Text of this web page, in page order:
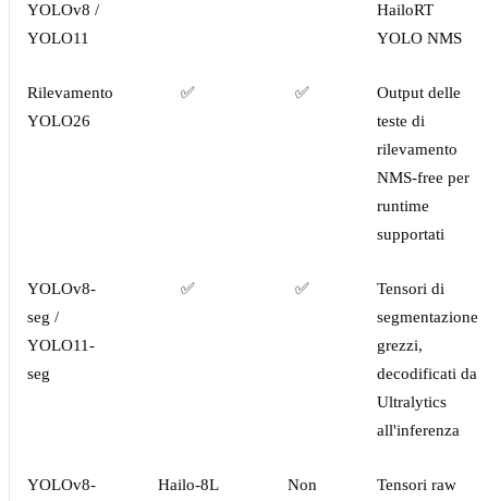
YOLOv8 /
YOLO11
HailoRT
YOLO NMS
Rilevamento
YOLO26
✅ ✅
Output delle
teste di
rilevamento
NMS-free per
runtime
supportati
YOLOv8-
seg /
YOLO11-
seg
✅ ✅
Tensori di
segmentazione
grezzi,
decodificati da
Ultralytics
all'inferenza
YOLOv8-
Hailo-8L
Non
Tensori raw